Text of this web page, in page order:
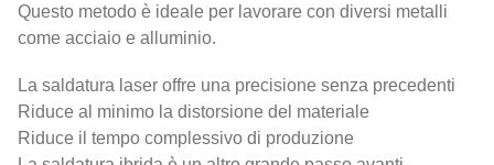
Questo metodo è ideale per lavorare con diversi metalli
come acciaio e alluminio.
La saldatura laser offre una precisione senza precedenti
Riduce al minimo la distorsione del materiale
Riduce il tempo complessivo di produzione